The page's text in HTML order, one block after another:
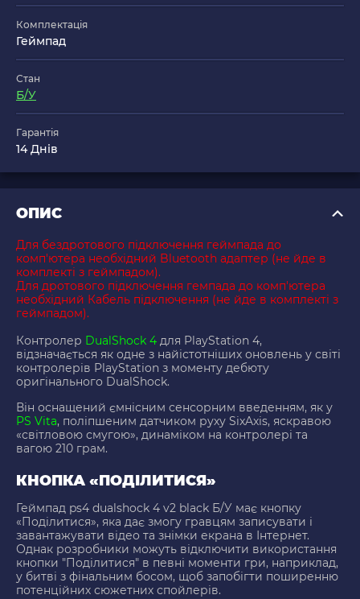
Комплектація
Геймпад
Стан
Б/У
Гарантія
14 Днів
ОПИС
Для бездротового підключення геймпада до
комп'ютера необхідний Bluetooth адаптер (не йде в
комплекті з геймпадом).
Для дротового підключення гемпада до комп'ютера
необхідний Кабель підключення (не йде в комплекті з
геймпадом).
Контролер DualShock 4 для PlayStation 4,
відзначається як одне з найістотніших оновлень у світі
контролерів PlayStation з моменту дебюту
оригінального DualShock.
Він оснащений ємнісним сенсорним введенням, як у
PS Vita, поліпшеним датчиком руху SixAxis, яскравою
«світловою смугою», динаміком на контролері та
вагою 210 грам.
КНОПКА «ПОДІЛИТИСЯ»
Геймпад ps4 dualshock 4 v2 black Б/У має кнопку
«Поділитися», яка дає змогу гравцям записувати і
завантажувати відео та знімки екрана в Інтернет.
Однак розробники можуть відключити використання
кнопки "Поділитися" в певні моменти гри, наприклад,
у битві з фінальним босом, щоб запобігти поширенню
потенційних сюжетних спойлерів.